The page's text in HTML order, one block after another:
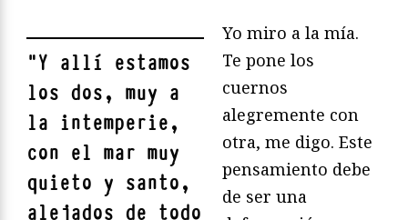
"Y allí estamos
los dos, muy a
la intemperie,
con el mar muy
quieto y santo,
alejados de todo
Yo miro a la mía.
Te pone los
cuernos
alegremente con
otra, me digo. Este
pensamiento debe
de ser una